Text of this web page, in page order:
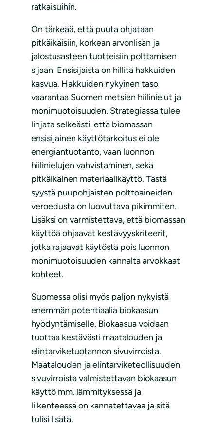
ratkaisuihin.
On tärkeää, että puuta ohjataan
pitkäikäisiin, korkean arvonlisän ja
jalostusasteen tuotteisiin polttamisen
sijaan. Ensisijaista on hillitä hakkuiden
kasvua. Hakkuiden nykyinen taso
vaarantaa Suomen metsien hiilinielut ja
monimuotoisuuden. Strategiassa tulee
linjata selkeästi, että biomassan
ensisijainen käyttötarkoitus ei ole
energiantuotanto, vaan luonnon
hiilinielujen vahvistaminen, sekä
pitkäikäinen materiaalikäyttö. Tästä
syystä puupohjaisten polttoaineiden
veroedusta on luovuttava pikimmiten.
Lisäksi on varmistettava, että biomassan
käyttöä ohjaavat kestävyyskriteerit,
jotka rajaavat käytöstä pois luonnon
monimuotoisuuden kannalta arvokkaat
kohteet.
Suomessa olisi myös paljon nykyistä
enemmän potentiaalia biokaasun
hyödyntämiselle. Biokaasua voidaan
tuottaa kestävästi maatalouden ja
elintarviketuotannon sivuvirroista.
Maatalouden ja elintarviketeollisuuden
sivuvirroista valmistettavan biokaasun
käyttö mm. lämmityksessä ja
liikenteessä on kannatettavaa ja sitä
tulisi lisätä.